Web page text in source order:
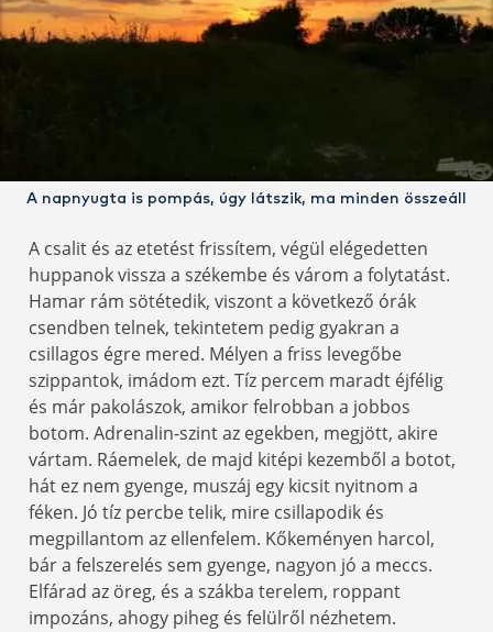
A napnyugta is pompás, úgy látszik, ma minden összeáll
A csalit és az etetést frissítem, végül elégedetten
huppanok vissza a székembe és várom a folytatást.
Hamar rám sötétedik, viszont a következő órák
csendben telnek, tekintetem pedig gyakran a
csillagos égre mered. Mélyen a friss levegőbe
szippantok, imádom ezt. Tíz percem maradt éjfélig
és már pakolászok, amikor felrobban a jobbos
botom. Adrenalin-szint az egekben, megjött, akire
vártam. Ráemelek, de majd kitépi kezemből a botot,
hát ez nem gyenge, muszáj egy kicsit nyitnom a
féken. Jó tíz percbe telik, mire csillapodik és
megpillantom az ellenfelem. Kőkeményen harcol,
bár a felszerelés sem gyenge, nagyon jó a meccs.
Elfárad az öreg, és a szákba terelem, roppant
impozáns, ahogy piheg és felülről nézhetem.